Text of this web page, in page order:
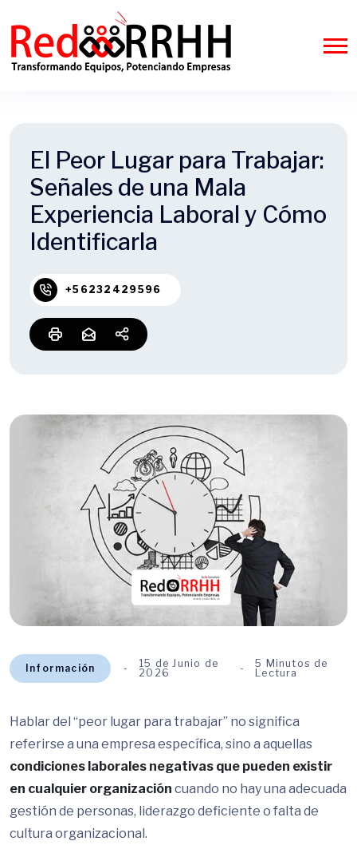
El Peor Lugar para Trabajar:
Señales de una Mala
Experiencia Laboral y Cómo
Identificarla
+56232429596
Información
15 de Junio de
2026
5 Minutos de
Lectura
Hablar del “peor lugar para trabajar” no significa
referirse a una empresa específica, sino a aquellas
condiciones laborales negativas que pueden existir
en cualquier organización cuando no hay una adecuada
gestión de personas, liderazgo deficiente o falta de
cultura organizacional.